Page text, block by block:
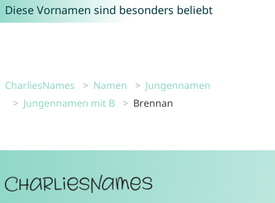
Diese Vornamen sind besonders beliebt
CharliesNames Namen
Jungennamen
Jungennamen mit B
Brennan